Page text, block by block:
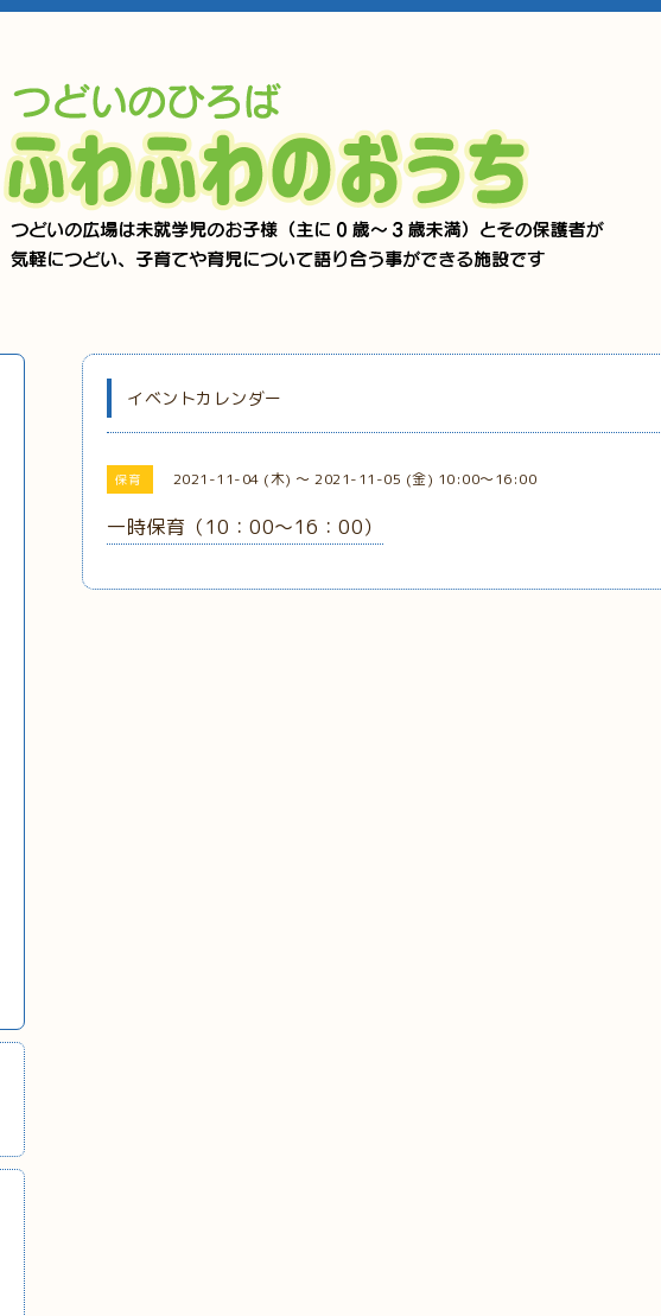
イベントカレンダー
保育 2021-11-04 (木) ～ 2021-11-05 (金) 10:00～16:00
一時保育（10：00～16：00）